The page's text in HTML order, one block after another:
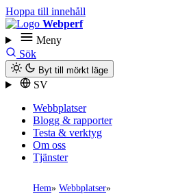
Hoppa till innehåll
Webperf
Meny
Sök
Byt till mörkt läge
SV
Webbplatser
Blogg & rapporter
Testa & verktyg
Om oss
Tjänster
Hem Webbplatser